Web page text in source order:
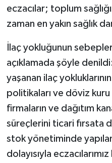
eczacılar; toplum
zaman en yakın sağlık
İlaç yokluğunun
açıklamada şöyle
yaşanan ilaç
politikaları ve döviz kuru
firmaların ve dağıtım
süreçlerini ticari fırsata
stok yönetiminde
dolayısıyla